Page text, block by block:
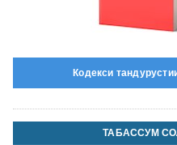
Кодекси
ТАБАССУМ